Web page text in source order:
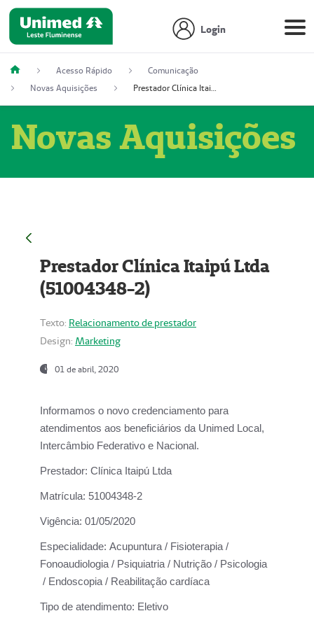
Login
Acesso Rápido
Comunicação
Novas Aquisições
Prestador Clínica Itaipú Ltda (51004348-2)
Novas Aquisições
Prestador Clínica Itaipú Ltda
(51004348-2)
Texto: Relacionamento de prestador
Design: Marketing
01 de abril, 2020
Informamos o novo credenciamento para
atendimentos aos beneficiários da Unimed Local,
Intercâmbio Federativo e Nacional.
Prestador: Clínica Itaipú Ltda
Matrícula: 51004348-2
Vigência: 01/05/2020
Especialidade: Acupuntura / Fisioterapia /
Fonoaudiologia / Psiquiatria / Nutrição / Psicologia
/ Endoscopia / Reabilitação cardíaca
Tipo de atendimento: Eletivo